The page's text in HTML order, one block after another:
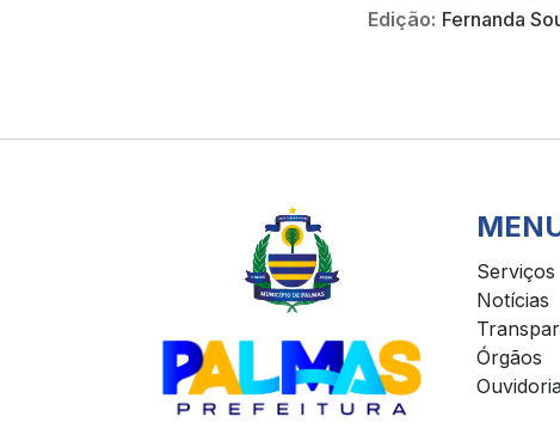
Edição: Fernanda
Serviços
Notícias
Órgãos